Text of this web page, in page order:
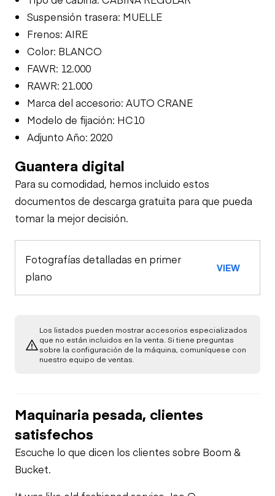
Suspensión trasera: MUELLE
Frenos: AIRE
Color: BLANCO
FAWR: 12.000
RAWR: 21.000
Marca del accesorio: AUTO CRANE
Modelo de fijación: HC10
Adjunto Año: 2020
Guantera digital
Para su comodidad, hemos incluido estos
documentos de descarga gratuita para que pueda
tomar la mejor decisión.
Fotografías detalladas en primer
plano
VIEW
Los listados pueden mostrar accesorios especializados
que no están incluidos en la venta. Si tiene preguntas
sobre la configuración de la máquina, comuníquese con
nuestro equipo de ventas.
Maquinaria pesada, clientes
satisfechos
Escuche lo que dicen los clientes sobre Boom &
Bucket.